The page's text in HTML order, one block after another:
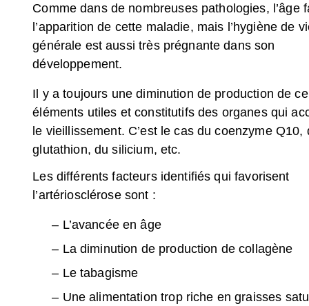
Comme dans de nombreuses pathologies, l’âge
l’apparition de cette maladie, mais l’hygiène de
générale est aussi très prégnante dans son
développement.
Il y a toujours une diminution de production de
éléments utiles et constitutifs des organes qui
le vieillissement. C’est le cas du coenzyme Q10,
glutathion, du silicium, etc.
Les différents facteurs identifiés qui favorisent
l’artériosclérose sont :
– L’avancée en âge
– La diminution de production de collagène
– Le tabagisme
– Une alimentation trop riche en graisses